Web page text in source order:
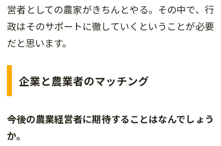
営者としての農家がきちんとやる。その中で、行
政はそのサポートに徹していくということが必要
だと思います。
企業と農業者のマッチング
――今後の農業経営者に期待することはなんでしょう
か。